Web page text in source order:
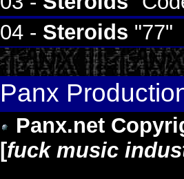
04 - Steroids "77"
Panx
Panx.net
[fuck music